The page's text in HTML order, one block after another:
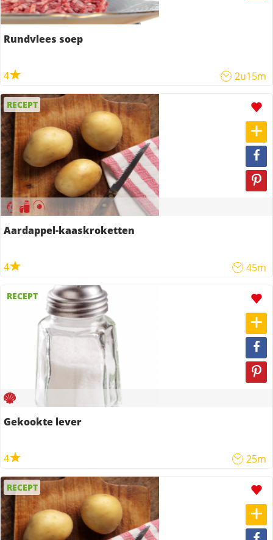
Rundvlees soep
4 2u15m
RECEPT
Aardappel-kaaskroketten
4 45m
RECEPT
Gekookte lever
4 25m
RECEPT